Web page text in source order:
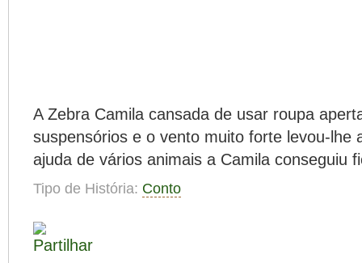
A Zebra Camila cansada de usar roupa
suspensórios e o vento muito forte levou-lhe
ajuda de vários animais a Camila conseguiu
Tipo de História: Conto